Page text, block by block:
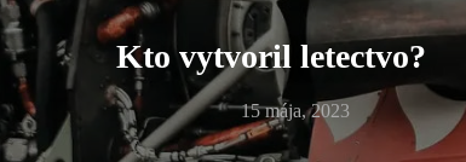
Kto vytvoril letectvo?
15 mája, 2023